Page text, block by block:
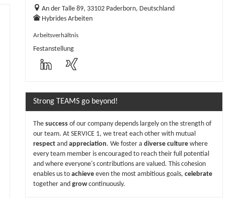
An der Talle 89, 33102 Paderborn, Deutschland
Hybrides Arbeiten
Arbeitsverhältnis
Festanstellung
Strong TEAMS go beyond!
The successof our company depends largely on the strength of
our team. At SERVICE 1, we treat each other with mutual
respect and appreciation. We foster a diverse culturewhere
every team member is encouraged to reach their full potential
and where everyone's contributions are valued. This cohesion
enables us to achieve even the most ambitious goals, celebrate
together and growcontinuously.